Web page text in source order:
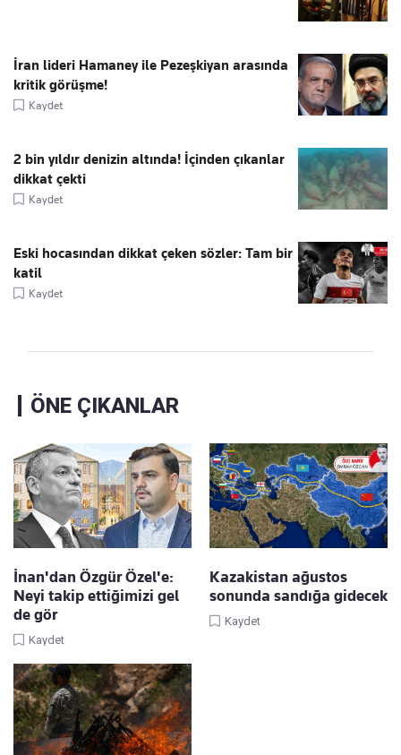
İran lideri Hamaney ile Pezeşkiyan arasında
kritik görüşme!
Kaydet
2 bin yıldır denizin altında! İçinden çıkanlar
dikkat çekti
Kaydet
Eski hocasından dikkat çeken sözler: Tam bir
katil
Kaydet
ÖNE ÇIKANLAR
İnan'dan Özgür Özel'e:
Neyi takip ettiğimizi gel
de gör
Kaydet
Kazakistan ağustos
sonunda sandığa gidecek
Kaydet